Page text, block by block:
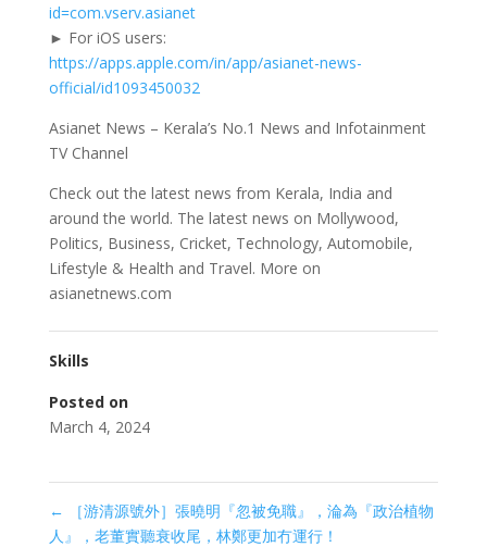
id=com.vserv.asianet
► For iOS users:
https://apps.apple.com/in/app/asianet-news-
official/id1093450032
Asianet News – Kerala’s No.1 News and Infotainment
TV Channel
Check out the latest news from Kerala, India and
around the world. The latest news on Mollywood,
Politics, Business, Cricket, Technology, Automobile,
Lifestyle & Health and Travel. More on
asianetnews.com
Skills
Posted on
March 4, 2024
← ［游清源號外］張曉明『忽被免職』，淪為『政治植物
人』，老董實聽衰收尾，林鄭更加冇運行！